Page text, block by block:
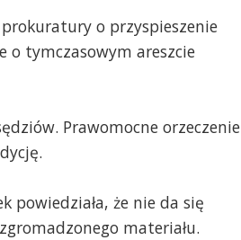
o przyspieszenie
o tymczasowym areszcie
Prawomocne orzeczenie
powiedziała, że nie da się
materiału.